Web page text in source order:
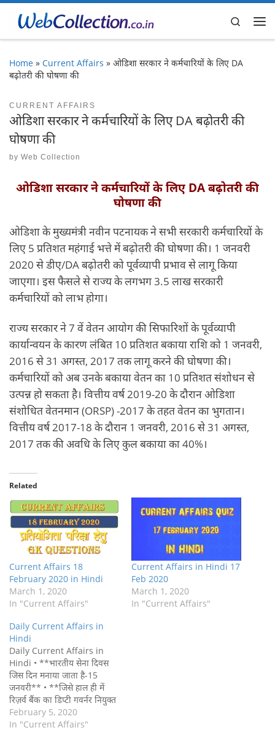
Skip to content
Search
Home » Current Affairs » ओडिशा सरकार ने कर्मचारियों के लिए DA
बढ़ोतरी की घोषणा की
CURRENT AFFAIRS
ओडिशा सरकार ने कर्मचारियों के लिए DA बढ़ोतरी की
घोषणा की
by Web Collection
ओडिशा सरकार ने कर्मचारियों के लिए DA बढ़ोतरी की
घोषणा की
ओडिशा के मुख्यमंत्री नवीन पटनायक ने सभी सरकारी कर्मचारियों के
लिए 5 प्रतिशत महंगाई भत्ते में बढ़ोतरी की घोषणा की। 1 जनवरी
2020 से डीए/DA बढ़ोतरी को पूर्वव्यापी प्रभाव से लागू किया
जाएगा। इस फैसले से राज्य के लगभग 3.5 लाख सरकारी
कर्मचारियों को लाभ होगा।
राज्य सरकार ने 7 वें वेतन आयोग की सिफारिशों के पूर्वव्यापी
कार्यान्वयन के कारण लंबित 10 प्रतिशत बकाया राशि को 1 जनवरी,
2016 से 31 अगस्त, 2017 तक लागू करने की घोषणा की।
कर्मचारियों को अब उनके बकाया वेतन का 10 प्रतिशत संशोधन से
उत्पन्न हो सकता है। वित्तीय वर्ष 2019-20 के दौरान ओडिशा
संशोधित वेतनमान (ORSP) -2017 के तहत वेतन का भुगतान।
वित्तीय वर्ष 2017-18 के दौरान 1 जनवरी, 2016 से 31 अगस्त,
2017 तक की अवधि के लिए कुल बकाया का 40%।
Related
Current Affairs 18
February 2020 in Hindi
March 1, 2020
In "Current Affairs"
Current Affairs in Hindi 17
Feb 2020
March 1, 2020
In "Current Affairs"
Daily Current Affairs in
Hindi
Daily Current Affairs in
Hindi • **भारतीय सेना दिवस
जिस दिन मनाया जाता है-15
जनवरी** • **जिसे हाल ही में
रिज़र्व बैंक का डिप्टी गवर्नर नियुक्त
किया गया है- माइकल देवव्रत
पात्रा** • **केंद्र सरकार द्वारा
February 5, 2020
In "Current Affairs"